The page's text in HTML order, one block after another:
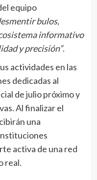
equipo
bulos,
informativo
y precisión”.
actividades en las
dedicadas al
de julio próximo y
Al finalizar el
una
activa de una red
real.